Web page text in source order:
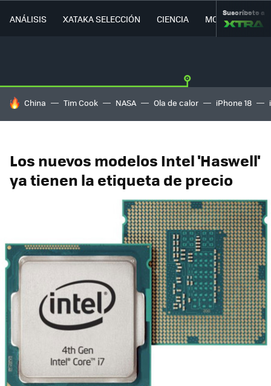
ANÁLISIS XATAKA SELECCIÓN CIENCIA MOVILIDAD
Suscríbete a
HOY SE HABLA DE
China Tim Cook NASA Ola de calor iPhone 18
Los nuevos modelos Intel 'Haswell'
ya tienen la etiqueta de precio